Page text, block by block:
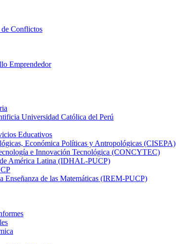
Conflictos
Emprendedor
Universidad Católica del Perú
Educativos
Económica Políticas y Antropológicas (CISEPA)
e Innovación Tecnológica (CONCYTEC)
América Latina (IDHAL-PUCP)
Enseñanza de las Matemáticas (IREM-PUCP)